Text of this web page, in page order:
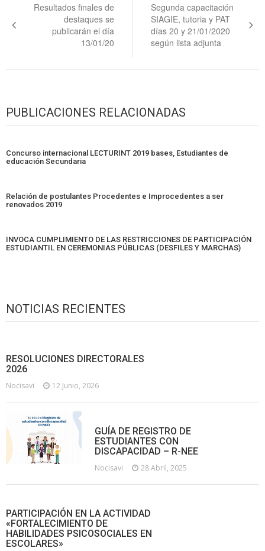
entradas
Resultados finales de
destaques se
publicarán el día
13/01/20
Segunda capacitación
SIAGIE, tutoria y PAT
días 20 y 21/01/2020
según lista adjunta
PUBLICACIONES RELACIONADAS
Concurso internacional LECTURINT 2019 bases, Estudiantes de
educación Secundaria
Relación de postulantes Procedentes e Improcedentes a ser
renovados 2019
INVOCA CUMPLIMIENTO DE LAS RESTRICCIONES DE PARTICIPACIÓN
ESTUDIANTIL EN CEREMONIAS PÚBLICAS (DESFILES Y MARCHAS)
NOTICIAS RECIENTES
RESOLUCIONES DIRECTORALES
2026
Nocisavi 12 Junio, 2026
GUÍA DE REGISTRO DE
ESTUDIANTES CON
DISCAPACIDAD – R-NEE
Nocisavi 28 Abril, 2025
PARTICIPACIÓN EN LA ACTIVIDAD
«FORTALECIMIENTO DE
HABILIDADES PSICOSOCIALES EN
ESCOLARES»